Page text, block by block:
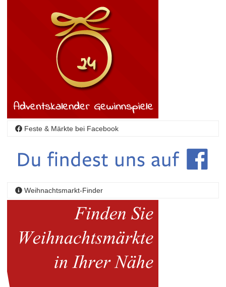
Feste & Märkte bei Facebook
Weihnachtsmarkt-Finder